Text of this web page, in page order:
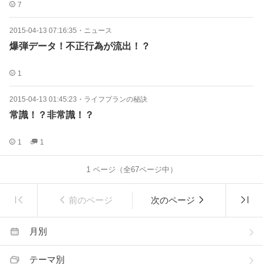
7
2015-04-13 07:16:35 ・ ニュース
爆弾データ！不正行為が流出！？
1
2015-04-13 01:45:23 ・ ライフプランの秘訣
常識！？非常識！？
1 1
1ページ（全67ページ中）
前のページ 次のページ
月別
テーマ別